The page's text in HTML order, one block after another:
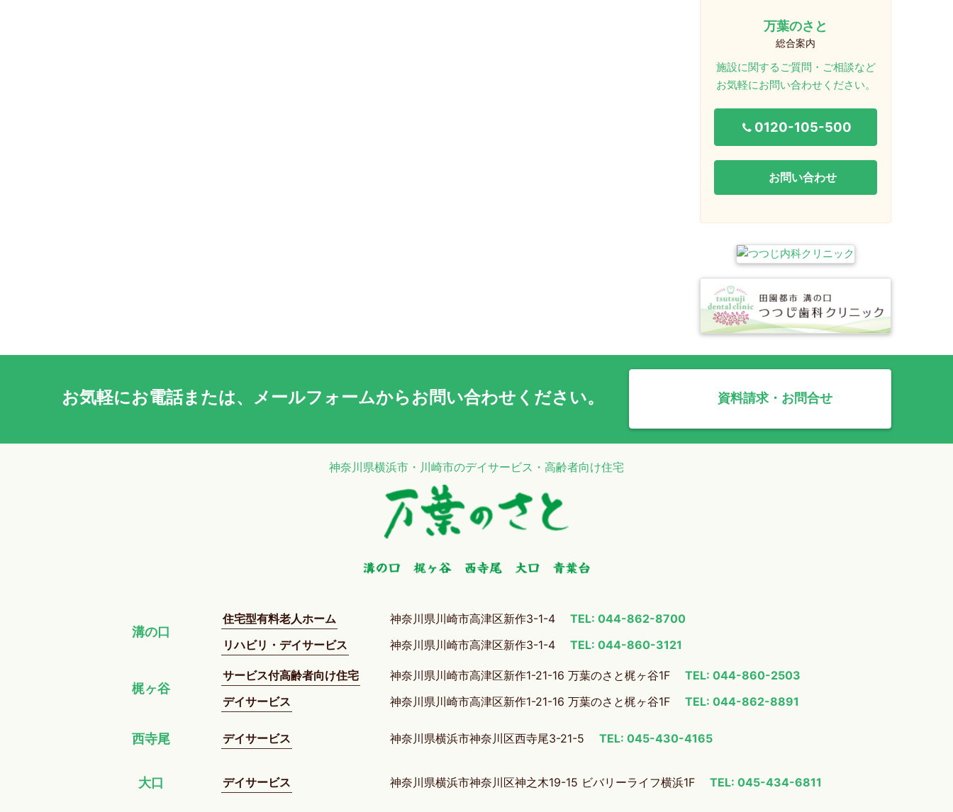
万葉のさと
総合案内
施設に関するご質問・ご相談など
お気軽にお問い合わせください。
0120-105-500
お問い合わせ
お気軽にお電話または、 メールフォームからお問い合わせください。 資料請求・お問合せ
神奈川県横浜市・川崎市のデイサービス・高齢者向け住宅
溝の口
住宅型有料老人ホーム
リハビリ・デイサービス
神奈川県川崎市高津区新作3-1-4
TEL: 044-862-8700
神奈川県川崎市高津区新作3-1-4
TEL: 044-860-3121
梶ヶ谷
サービス付高齢者向け住宅
デイサービス
神奈川県川崎市高津区新作1-21-16 万葉のさと梶ヶ谷1F
TEL: 044-860-2503
神奈川県川崎市高津区新作1-21-16 万葉のさと梶ヶ谷1F
TEL: 044-862-8891
西寺尾 デイサービス 神奈川県横浜市神奈川区西寺尾3-21-5 TEL: 045-430-4165
大口 デイサービス 神奈川県横浜市神奈川区神之木19-15 ビバリーライフ横浜1F TEL: 045-434-6811